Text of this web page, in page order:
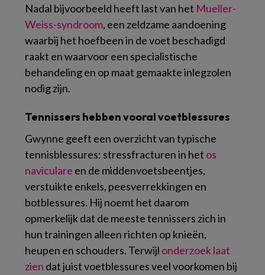
Nadal bijvoorbeeld heeft last van het Mueller-
Weiss-syndroom, een zeldzame aandoening
waarbij het hoefbeen in de voet beschadigd
raakt en waarvoor een specialistische
behandeling en op maat gemaakte inlegzolen
nodig zijn.
Tennissers hebben vooral voetblessures
Gwynne geeft een overzicht van typische
tennisblessures: stressfracturen in het os
naviculare en de middenvoetsbeentjes,
verstuikte enkels, peesverrekkingen en
botblessures. Hij noemt het daarom
opmerkelijk dat de meeste tennissers zich in
hun trainingen alleen richten op knieën,
heupen en schouders. Terwijl onderzoek laat
zien dat juist voetblessures veel voorkomen bij